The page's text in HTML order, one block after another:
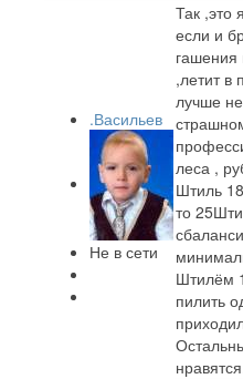
.Васильев
Не в сети
Так ,это
если и
гашения
,летит
лучше
леса ,
Штиль
то
Штилём
пилить